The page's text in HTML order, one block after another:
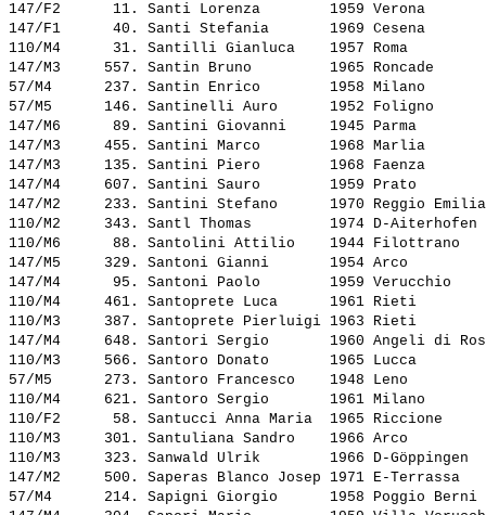
147/F2      11. Santi Lorenza
1959 Verona
147/F1      40. Santi Stefania
1969 Cesena
110/M4      31. Santilli Gianluca
1957 Roma
147/M3     557. Santin Bruno
1965 Roncade
57/M4      237. Santin Enrico
1958 Milano
57/M5      146. Santinelli Auro
1952 Foligno
147/M6      89. Santini Giovanni
1945 Parma
147/M3     455. Santini Marco
1968 Marlia
147/M3     135. Santini Piero
1968 Faenza
147/M4     607. Santini Sauro
1959 Prato
147/M2     233. Santini Stefano
1970 Reggio
110/M2     343. Santl Thomas
1974 D-
110/M6      88. Santolini Attilio
1944
147/M5     329. Santoni Gianni
1954 Arco
147/M4      95. Santoni Paolo
1959
110/M4     461. Santoprete Luca
1961 Rieti
110/M3     387. Santoprete Pierluigi 1963 Rieti
147/M4     648. Santori Sergio
1960 Angeli di
110/M3     566. Santoro Donato
1965 Lucca
57/M5      273. Santoro Francesco
1948 Leno
110/M4     621. Santoro Sergio
1961 Milano
110/F2      58. Santucci Anna Maria
1965 Riccione
110/M3     301. Santuliana Sandro
1966 Arco
110/M3     323. Sanwald Ulrik
1966 D-
147/M2     500. Saperas Blanco Josep 1971 E-
57/M4      214. Sapigni Giorgio
1958 Poggio